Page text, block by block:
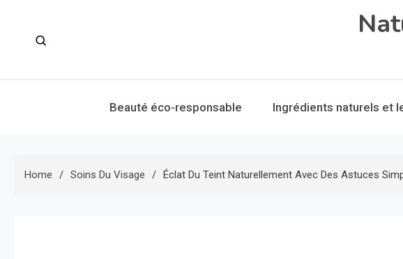
Beauté éco-responsable Ingrédients naturels et
Home Soins Du Visage Éclat Du Teint Naturellement Avec Des Astuces